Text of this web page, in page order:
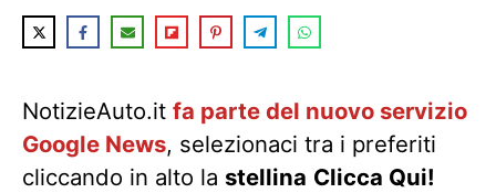
NotizieAuto.it fa parte del nuovo servizio
Google News, selezionaci tra i preferiti
cliccando in alto la stellina Clicca Qui!